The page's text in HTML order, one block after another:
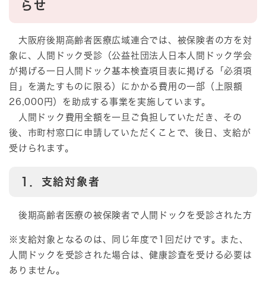
らせ
大阪府後期高齢者医療広域連合では、被保険者の方を対
象に、人間ドック受診（公益社団法人日本人間ドック学会
が掲げる一日人間ドック基本検査項目表に掲げる「必須項
目」を満たすものに限る）にかかる費用の一部（上限額
26,000円）を助成する事業を実施しています。
人間ドック費用全額を一旦ご負担していただき、その
後、市町村窓口に申請していただくことで、後日、支給が
受けられます。
1．支給対象者
後期高齢者医療の被保険者で人間ドックを受診された方
※支給対象となるのは、同じ年度で1回だけです。また、
人間ドックを受診された場合は、健康診査を受ける必要は
ありません。